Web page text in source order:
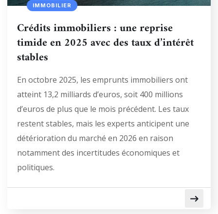
IMMOBILIER
Crédits immobiliers : une reprise
timide en 2025 avec des taux d’intérêt
stables
En octobre 2025, les emprunts immobiliers ont
atteint 13,2 milliards d’euros, soit 400 millions
d’euros de plus que le mois précédent. Les taux
restent stables, mais les experts anticipent une
détérioration du marché en 2026 en raison
notamment des incertitudes économiques et
politiques.